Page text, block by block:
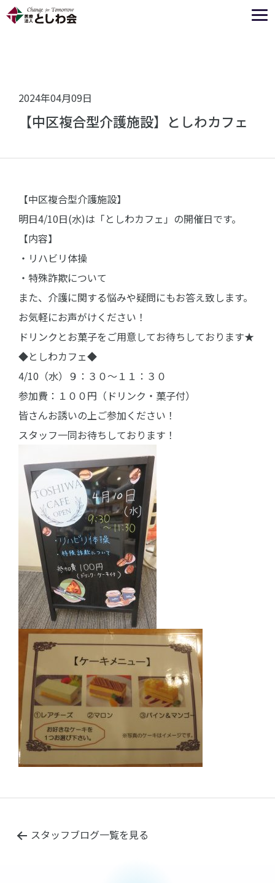
2024年04月09日
【中区複合型介護施設】としわカフェ
【中区複合型介護施設】
明日4/10日(水)は「としわカフェ」の開催日です。
【内容】
・リハビリ体操
・特殊詐欺について
また、介護に関する悩みや疑問にもお答え致します。
お気軽にお声がけください！
ドリンクとお菓子をご用意してお待ちしております★
◆としわカフェ◆
4/10（水）９：３０～１１：３０
参加費：１００円（ドリンク・菓子付）
皆さんお誘いの上ご参加ください！
スタッフ一同お待ちしております！
スタッフブログ一覧を見る